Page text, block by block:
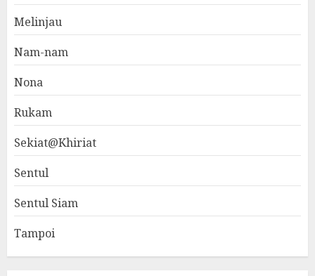
Melinjau
Nam-nam
Nona
Rukam
Sekiat@Khiriat
Sentul
Sentul Siam
Tampoi